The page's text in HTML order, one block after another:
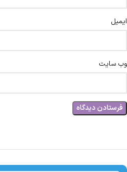
ایمیل
وب‌ سایت